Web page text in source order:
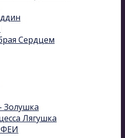
Сердцем
Лягушка